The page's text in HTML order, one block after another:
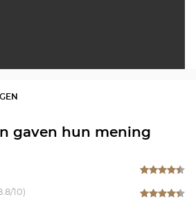
gaven hun mening
/10)